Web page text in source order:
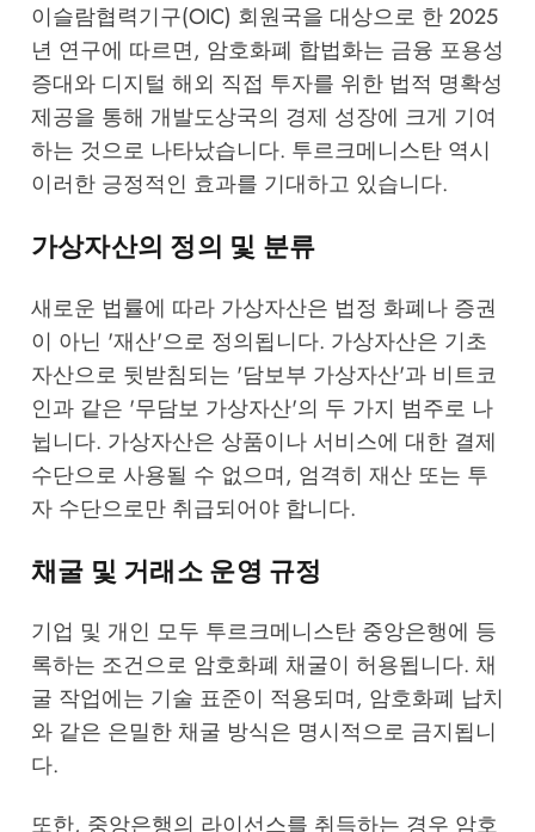
이슬람협력기구(OIC) 회원국을 대상으로 한 2025
년 연구에 따르면, 암호화폐 합법화는 금융 포용성
증대와 디지털 해외 직접 투자를 위한 법적 명확성
제공을 통해 개발도상국의 경제 성장에 크게 기여
하는 것으로 나타났습니다. 투르크메니스탄 역시
이러한 긍정적인 효과를 기대하고 있습니다.
가상자산의 정의 및 분류
새로운 법률에 따라 가상자산은 법정 화폐나 증권
이 아닌 '재산'으로 정의됩니다. 가상자산은 기초
자산으로 뒷받침되는 '담보부 가상자산'과 비트코
인과 같은 '무담보 가상자산'의 두 가지 범주로 나
뉩니다. 가상자산은 상품이나 서비스에 대한 결제
수단으로 사용될 수 없으며, 엄격히 재산 또는 투
자 수단으로만 취급되어야 합니다.
채굴 및 거래소 운영 규정
기업 및 개인 모두 투르크메니스탄 중앙은행에 등
록하는 조건으로 암호화폐 채굴이 허용됩니다. 채
굴 작업에는 기술 표준이 적용되며, 암호화폐 납치
와 같은 은밀한 채굴 방식은 명시적으로 금지됩니
다.
또한, 중앙은행의 라이선스를 취득하는 경우 암호